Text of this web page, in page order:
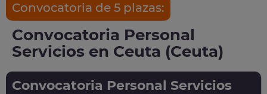
Convocatoria de 5 plazas:
Convocatoria Personal
Servicios en Ceuta (Ceuta)
Convocatoria Personal Servicios